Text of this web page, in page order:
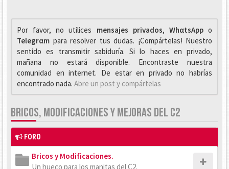
Por favor, no utilices mensajes privados, WhαtsAppo
Telegrαm para resolver tus dudas. ¡Compártelas! Nuestro
sentido es transmitir sabiduría. Si lo haces en privado,
mañana no estará disponible. Encontraste nuestra
comunidad en internet. De estar en privado no habrías
encontrado nada. Abre un post y compártelas
BRICOS, MODIFICACIONES Y MEJORAS DEL C2
FORO
Bricos y Modificaciones.
Un hueco para los manitas del C2.